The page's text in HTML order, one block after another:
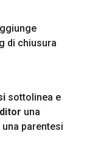
di chiusura
sottolinea e
una
parentesi